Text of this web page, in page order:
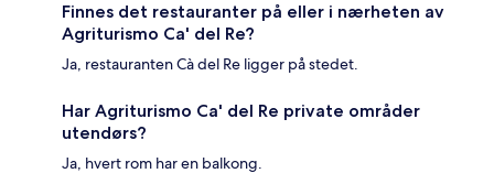
Finnes det restauranter på eller i nærheten av
Agriturismo Ca' del Re?
Ja, restauranten Cà del Re ligger på stedet.
Har Agriturismo Ca' del Re private områder
utendørs?
Ja, hvert rom har en balkong.